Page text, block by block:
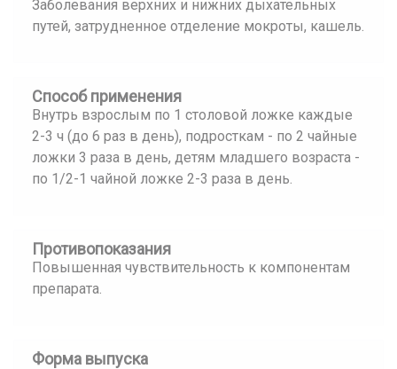
Заболевания верхних и нижних дыхательных
путей, затрудненное отделение мокроты, кашель.
Способ применения
Внутрь взрослым по 1 столовой ложке каждые
2-3 ч (до 6 раз в день), подросткам - по 2 чайные
ложки 3 раза в день, детям младшего возраста -
по 1/2-1 чайной ложке 2-3 раза в день.
Противопоказания
Повышенная чувствительность к компонентам
препарата.
Форма выпуска